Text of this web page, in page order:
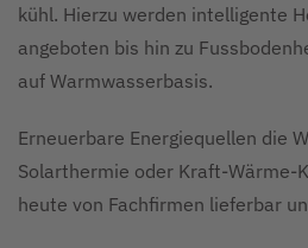
kühl. Hierzu werden intelligente
angeboten bis hin zu
auf Warmwasserbasis.
Erneuerbare Energiequellen die
Solarthermie oder Kraft-Wärme-
heute von Fachfirmen lieferbar